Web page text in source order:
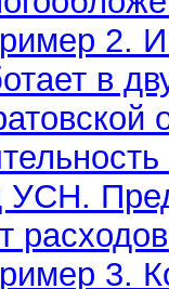
2.
в
УСН.
3.